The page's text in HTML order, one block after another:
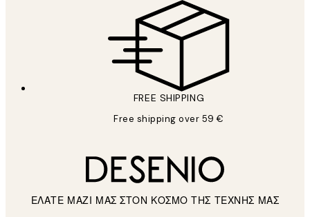
FREE SHIPPING
Free shipping over 59 €
ΕΛΑΤΕ ΜΑΖΙ ΜΑΣ ΣΤΟΝ ΚΟΣΜΟ ΤΗΣ ΤΕΧΝΗΣ ΜΑΣ